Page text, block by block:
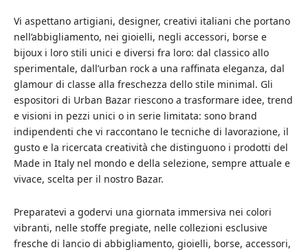
Vi aspettano artigiani, designer, creativi italiani che portano
nell’abbigliamento, nei gioielli, negli accessori, borse e
bijoux i loro stili unici e diversi fra loro: dal classico allo
sperimentale, dall’urban rock a una raffinata eleganza, dal
glamour di classe alla freschezza dello stile minimal. Gli
espositori di Urban Bazar riescono a trasformare idee, trend
e visioni in pezzi unici o in serie limitata: sono brand
indipendenti che vi raccontano le tecniche di lavorazione, il
gusto e la ricercata creatività che distinguono i prodotti del
Made in Italy nel mondo e della selezione, sempre attuale e
vivace, scelta per il nostro Bazar.
Preparatevi a godervi una giornata immersiva nei colori
vibranti, nelle stoffe pregiate, nelle collezioni esclusive
fresche di lancio di abbigliamento, gioielli, borse, accessori,